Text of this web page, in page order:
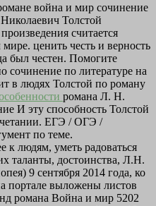
война и мир сочинение
Толстой
считается
ценить честь и верность
был честен. Помогите
сочинение по литературе на
в людях Толстой по роману
романа Л. Н.
И эту способность Толстой
ЕГЭ / ОГЭ /
по теме.
людям, уметь радоваться
таланты, достоинства, Л.Н.
9 сентября 2014 года, ко
портале выложены листов
романа Война и мир 5202